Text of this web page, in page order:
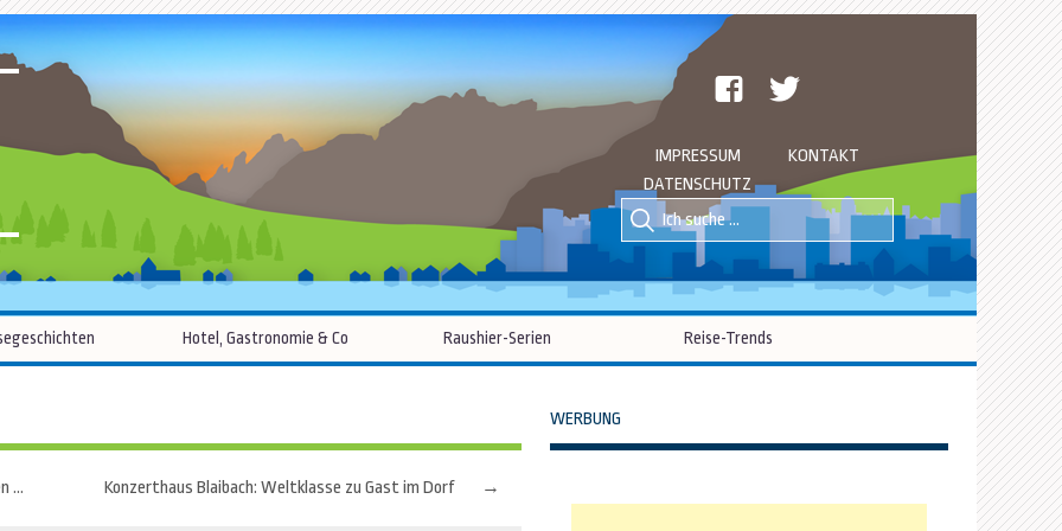
facebook
IMPRESSUM
KONTAKT
DATENSCHUTZ
Suche
nach::
Suche
nach:
Hotel, Gastronomie & Co Raushier-Serien Reise-Trends
Gravelbiken: Perfekte Vorausetzungen im Bayerischen Wald →
Konzerthaus Blaibach: Weltklasse zu Gast im Dorf
WERBUNG